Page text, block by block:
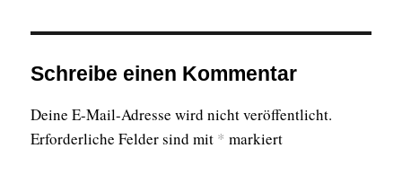
Schreibe einen Kommentar
Deine E-Mail-Adresse wird nicht veröffentlicht.
Erforderliche Felder sind mit * markiert